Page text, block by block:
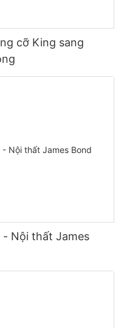
cỡ King sang
Nội thất James